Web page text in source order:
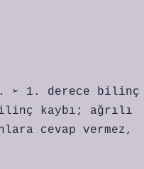
➢ 1. derece bilinç
kaybı; ağrılı
cevap vermez,